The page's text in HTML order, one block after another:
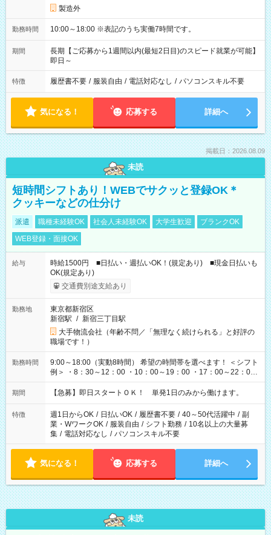
製造外
勤務時間 10:00～18:00 ※表記のうち実働7時間です。
期間
長期【ご応募から1週間以内(最短2日目)のスピード就業が可能】
即日～
特徴 履歴書不要 / 服装自由 / 電話対応なし / パソコンスキル不要
気になる！ 応募する 詳細へ
掲載日：2026.08.09
未読
短時間シフトあり！WEBでサクッと登録OK＊
クッキーなどの仕分け
派遣 職種未経験OK 社会人未経験OK 大学生歓迎
ブランクOK
WEB登録・面接OK
給与
時給1500円 ■日払い・週払いOK！(規定あり) ■現金日払いも
OK(規定あり)
交通費別途支給あり
勤務地
東京都新宿区
新宿駅 / 新宿三丁目駅
大手物流会社（年齢不問／「無理なく続けられる」と好評の
職場です！）
勤務時間
9:00～18:00（実動8時間） 希望の時間帯を選べます！ ＜シフト
例＞ ・8：30～12：00 ・10：00～19：00 ・17：00～22：00
・13：00～22：00 ・22：00～翌6：00 など
期間 【急募】即日スタートＯＫ！ 単発1日のみから働けます。
特徴 週1日からOK / 日払いOK / 履歴書不要 / 40～50代活躍中 / 副
業・WワークOK / 服装自由 / シフト勤務 / 10名以上の大量募
集 / 電話対応なし / パソコンスキル不要
気になる！ 応募する 詳細へ
未読